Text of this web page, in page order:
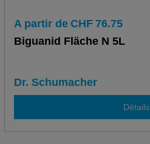
A partir de CHF 76.75
Biguanid Fläche N 5L
Dr. Schumacher
Détails